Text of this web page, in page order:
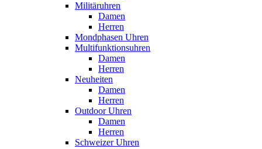
Militäruhren
Damen
Herren
Mondphasen Uhren
Multifunktionsuhren
Damen
Herren
Neuheiten
Damen
Herren
Outdoor Uhren
Damen
Herren
Schweizer Uhren